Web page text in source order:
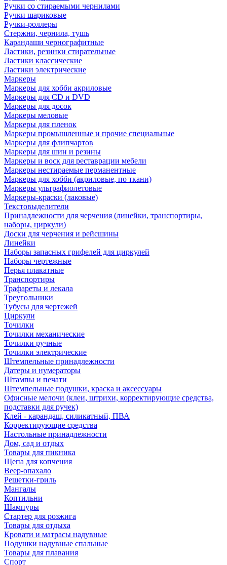
Ручки со стираемыми чернилами
Ручки шариковые
Ручки-роллеры
Стержни, чернила, тушь
Карандаши чернографитные
Ластики, резинки стирательные
Ластики классические
Ластики электрические
Маркеры
Маркеры для хобби акриловые
Маркеры для CD и DVD
Маркеры для досок
Маркеры меловые
Маркеры для пленок
Маркеры промышленные и прочие специальные
Маркеры для флипчартов
Маркеры для шин и резины
Маркеры и воск для реставрации мебели
Маркеры нестираемые перманентные
Маркеры для хобби (акриловые, по ткани)
Маркеры ультрафиолетовые
Маркеры-краски (лаковые)
Текстовыделители
Принадлежности для черчения (линейки, транспортиры,
наборы, циркули)
Доски для черчения и рейсшины
Линейки
Наборы запасных грифелей для циркулей
Наборы чертежные
Перья плакатные
Транспортиры
Трафареты и лекала
Треугольники
Тубусы для чертежей
Циркули
Точилки
Точилки механические
Точилки ручные
Точилки электрические
Штемпельные принадлежности
Датеры и нумераторы
Штампы и печати
Штемпельные подушки, краска и аксессуары
Офисные мелочи (клеи, штрихи, корректирующие средства,
подставки для ручек)
Клей - карандаш, силикатный, ПВА
Корректирующие средства
Настольные принадлежности
Дом, сад и отдых
Товары для пикника
Щепа для копчения
Веер-опахало
Решетки-гриль
Мангалы
Коптильни
Шампуры
Стартер для розжига
Товары для отдыха
Кровати и матрасы надувные
Подушки надувные спальные
Товары для плавания
Спорт